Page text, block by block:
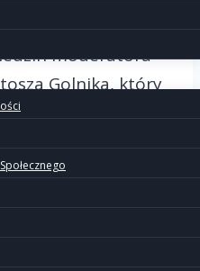
spotkaniem z
moderatora
Golnika, który
Mszy Świętej, a
pogłębiającą
się ze sobą